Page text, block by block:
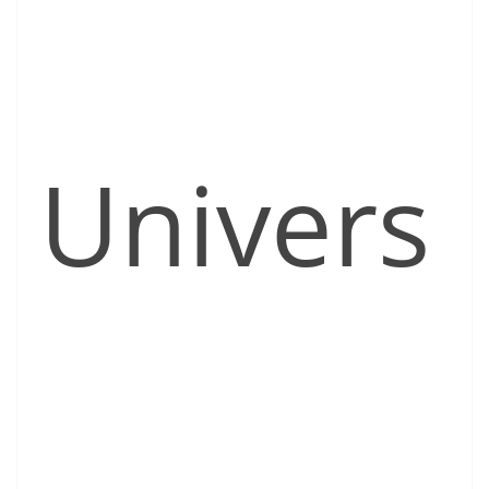
Univers